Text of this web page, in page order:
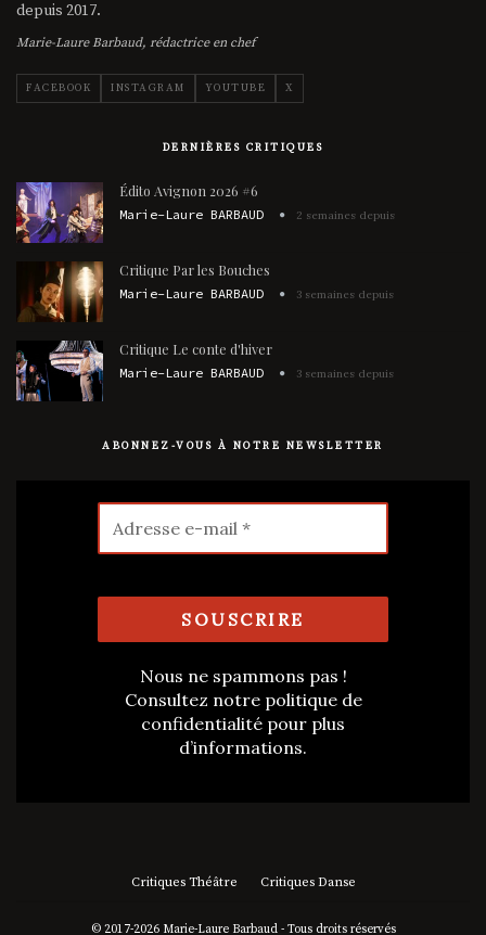
depuis 2017.
Marie-Laure Barbaud, rédactrice en chef
FACEBOOK INSTAGRAM YOUTUBE X
DERNIÈRES CRITIQUES
Édito Avignon 2026 #6
Marie-Laure BARBAUD 2 semaines depuis
Critique Par les Bouches
Marie-Laure BARBAUD 3 semaines depuis
Critique Le conte d'hiver
Marie-Laure BARBAUD 3 semaines depuis
ABONNEZ-VOUS À NOTRE NEWSLETTER
Nous ne spammons pas !
Consultez notre politique de
confidentialité pour plus
d’informations.
Critiques Théâtre Critiques Danse
© 2017-2026 Marie-Laure Barbaud - Tous droits réservés